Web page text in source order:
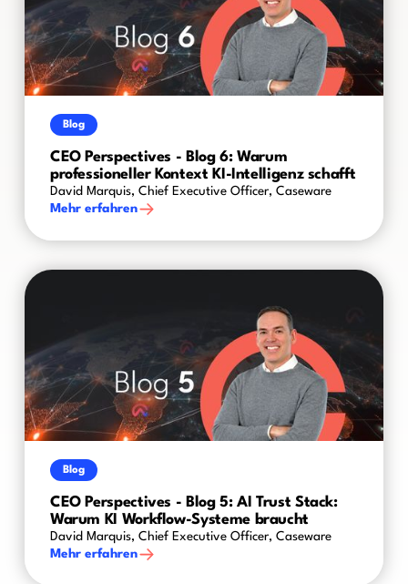
Blog
CEO Perspectives - Blog 6: Warum
professioneller Kontext KI-Intelligenz schafft
David Marquis, Chief Executive Officer, Caseware
Mehr erfahren
Blog
CEO Perspectives - Blog 5: AI Trust Stack:
Warum KI Workflow-Systeme braucht
David Marquis, Chief Executive Officer, Caseware
Mehr erfahren